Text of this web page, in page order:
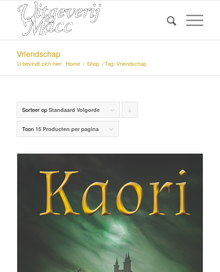
Vriendschap
U bevindt zich hier: Home / Shop /Tag: Vriendschap
Sorteer op Standaard Volgorde
Toon 15 Producten per pagina